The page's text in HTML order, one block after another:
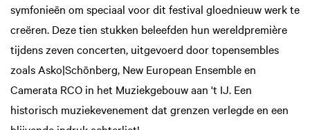
symfonieën om speciaal voor dit festival gloednieuw werk te
creëren. Deze tien stukken beleefden hun wereldpremière
tijdens zeven concerten, uitgevoerd door topensembles
zoals Asko|Schönberg, New European Ensemble en
Camerata RCO in het Muziekgebouw aan 't IJ. Een
historisch muziekevenement dat grenzen verlegde en een